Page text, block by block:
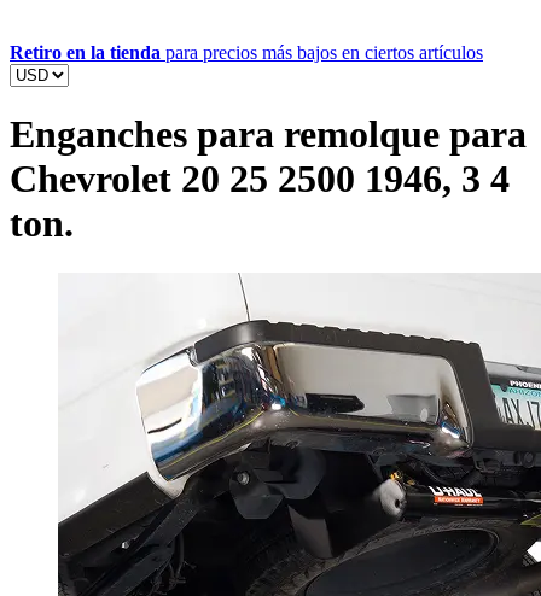
Retiro en la tienda para precios más bajos en ciertos artículos
Enganches para remolque para
Chevrolet 20 25 2500 1946, 3 4
ton.